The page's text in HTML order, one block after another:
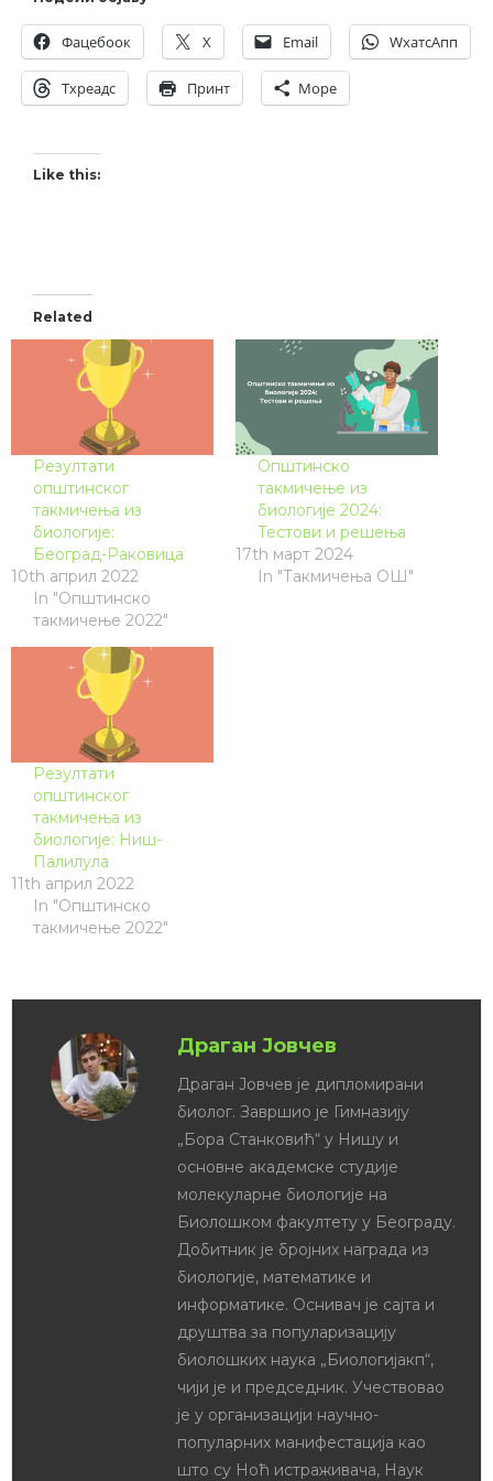
Фацебоок X Email WхатсАпп
Тхреадс Принт Море
Like this:
Related
Резултати
општинског
такмичења из
биологије:
Београд-Раковица
10th април 2022
In "Општинско
такмичење 2022"
Општинско
такмичење из
биологије 2024:
Тестови и решења
17th март 2024
In "Такмичења ОШ"
Резултати
општинског
такмичења из
биологије: Ниш-
Палилула
11th април 2022
In "Општинско
такмичење 2022"
Драган Јовчев
Драган Јовчев је дипломирани
биолог. Завршио је Гимназију
„Бора Станковић“ у Нишу и
основне академске студије
молекуларне биологије на
Биолошком факултету у Београду.
Добитник је бројних награда из
биологије, математике и
информатике. Оснивач је сајта и
друштва за популаризацију
биолошких наука „Биологијакп“,
чији је и председник. Учествовао
је у организацији научно-
популарних манифестација као
што су Ноћ истраживача, Наук